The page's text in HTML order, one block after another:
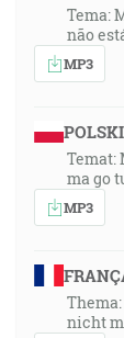
Tema:
não
MP3
POLSKI
Temat:
ma go
MP3
nicht